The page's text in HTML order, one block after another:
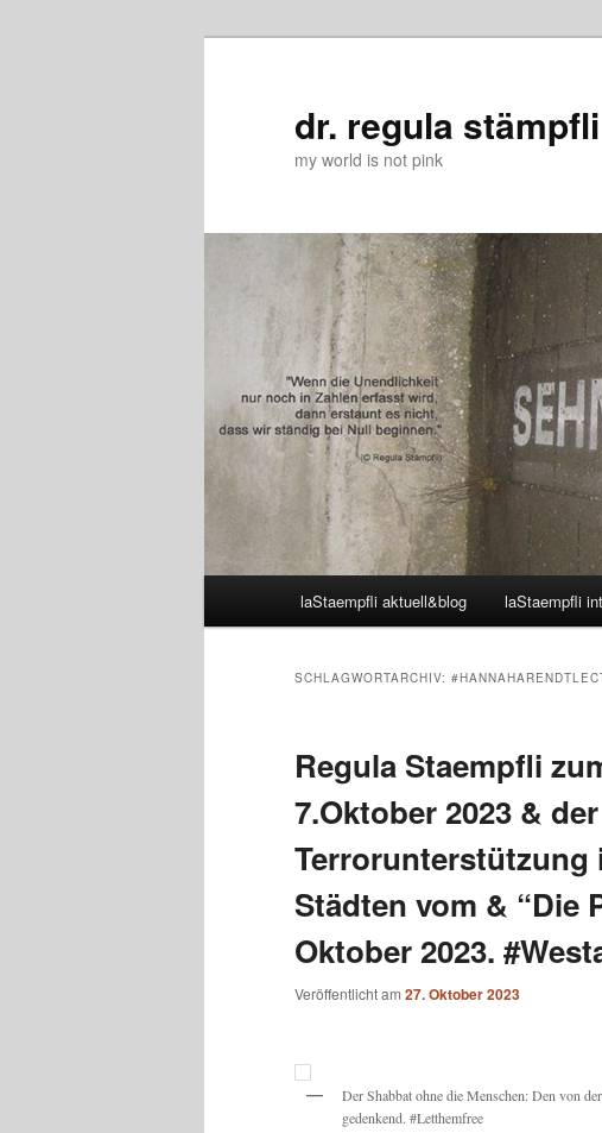
dr. regula stämpfli
my world is not pink
laStaempfli aktuell&blog laStaempfli
SCHLAGWORTARCHIV:
Regula Staempfli
7.Oktober 2023 &
Terrorunterstützung
Städten vom & “Die
Oktober 2023.
Veröffentlicht am 27. Oktober 2023
Der Shabbat ohne die Menschen: Den von
gedenkend. #Letthemfree